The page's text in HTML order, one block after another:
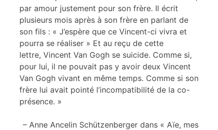
par amour justement pour son frère. Il écrit
plusieurs mois après à son frère en parlant de
son fils : « J’espère que ce Vincent-ci vivra et
pourra se réaliser » Et au reçu de cette
lettre, Vincent Van Gogh se suicide. Comme si,
pour lui, il ne pouvait pas y avoir deux Vincent
Van Gogh vivant en même temps. Comme si son
frère lui avait pointé l’incompatibilité de la co-
présence. »
– Anne Ancelin Schützenberger dans « Aïe, mes